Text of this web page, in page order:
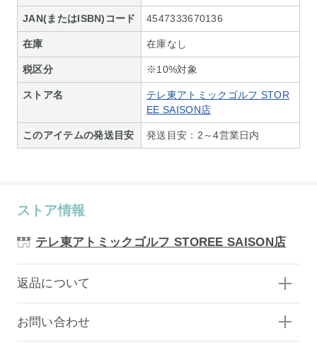
JAN(またはISBN)コード 4547333670136
在庫 在庫なし
税区分 ※10%対象
ストア名
テレ東アトミックゴルフ STOR
EE SAISON店
このアイテムの発送目安 発送目安：2～4営業日内
ストア情報
テレ東アトミックゴルフ STOREE SAISON店
返品について
お問い合わせ